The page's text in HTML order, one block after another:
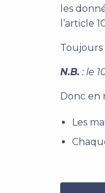
les
l’article
Toujours
N.B. : le
Donc en
Les